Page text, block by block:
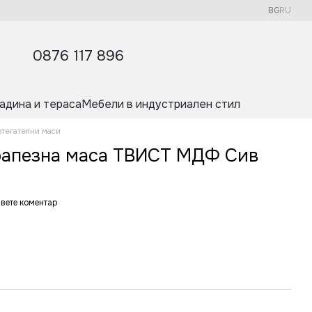
BGRU
0876 117 896
и терасаМебели в индустриален стил
маси
маса ТВИСТ МДФ Сив
коментар